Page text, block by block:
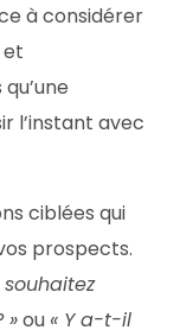
à considérer
l’instant avec
ciblées qui
prospects.
»ou « Y a-t-il